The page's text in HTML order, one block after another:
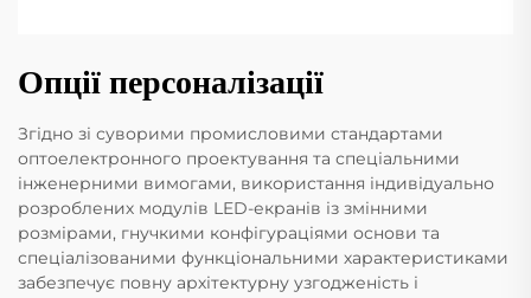
Опції персоналізації
Згідно зі суворими промисловими стандартами
оптоелектронного проектування та спеціальними
інженерними вимогами, використання індивідуально
розроблених модулів LED-екранів із змінними
розмірами, гнучкими конфігураціями основи та
спеціалізованими функціональними характеристиками
забезпечує повну архітектурну узгодженість і